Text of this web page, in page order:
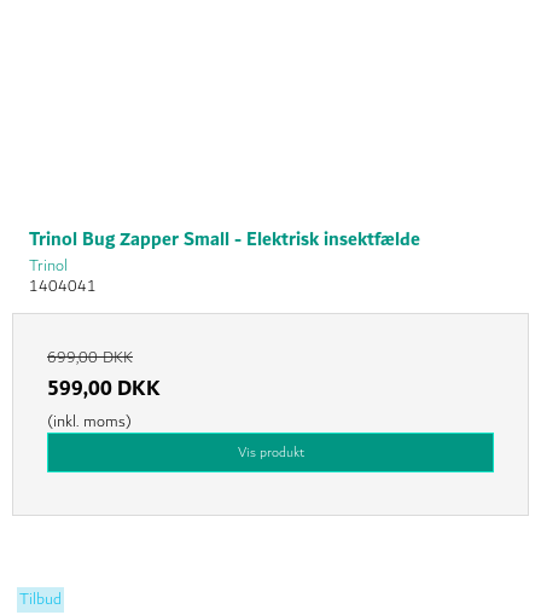
Trinol Bug Zapper Small - Elektrisk insektfælde
Trinol
1404041
699,00 DKK
599,00 DKK
(inkl. moms)
Vis produkt
Tilbud